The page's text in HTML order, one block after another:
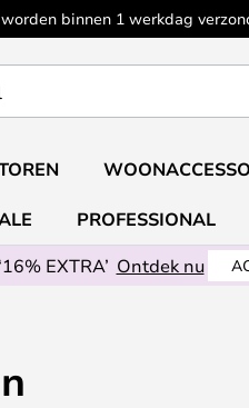
binnen 1 werkdag
PROFESSIONAL
EXTRA’ Ontdek nu